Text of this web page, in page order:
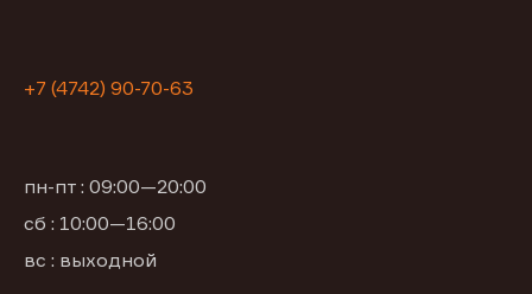
+7 (4742) 90-70-63
пн-пт : 09:00—20:00
сб : 10:00—16:00
вс : выходной